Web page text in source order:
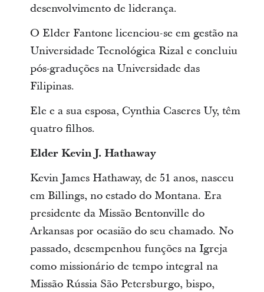
desenvolvimento de liderança.
O Elder Fantone licenciou-se em gestão na
Universidade Tecnológica Rizal e concluiu
pós-graduções na Universidade das
Filipinas.
Ele e a sua esposa, Cynthia Caseres Uy, têm
quatro filhos.
Elder Kevin J. Hathaway
Kevin James Hathaway, de 51 anos, nasceu
em Billings, no estado do Montana. Era
presidente da Missão Bentonville do
Arkansas por ocasião do seu chamado. No
passado, desempenhou funções na Igreja
como missionário de tempo integral na
Missão Rússia São Petersburgo, bispo,